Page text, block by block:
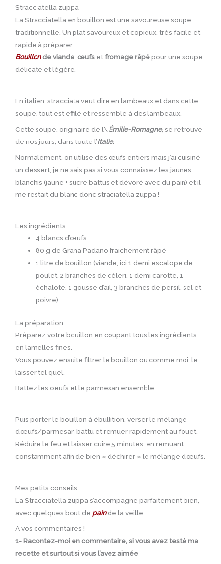
Stracciatella zuppa
La Stracciatella en bouillon est une savoureuse soupe
traditionnelle. Un plat savoureux et copieux, très facile et
rapide à préparer.
Bouillonde viande, œufs et fromage râpépour une soupe
délicate et légère.
En italien, stracciata veut dire en lambeaux et dans cette
soupe, tout est effilé et ressemble à des lambeaux.
Cette soupe, originaire de l\’Émilie-Romagne,se retrouve
de nos jours, dans toute l’Italie.
Normalement, on utilise des œufs entiers mais j’ai cuisiné
un dessert, je ne sais pas si vous connaissez les jaunes
blanchis (jaune + sucre battus et dévoré avec du pain) et il
me restait du blanc donc straciatella zuppa !
Les ingrédients :
4 blancs d’œufs
80 g de Grana Padano fraichement râpé
1 litre de bouillon (viande, ici 1 demi escalope de
poulet, 2 branches de céleri, 1 demi carotte, 1
échalote, 1 gousse d’ail, 3 branches de persil, sel et
poivre)
La préparation :
Préparez votre bouillon en coupant tous les ingrédients
en lamelles fines.
Vous pouvez ensuite filtrer le bouillon ou comme moi, le
laisser tel quel.
Battez les oeufs et le parmesan ensemble.
Puis porter le bouillon à ébullition, verser le mélange
d’œufs/parmesan battu et remuer rapidement au fouet.
Réduire le feu et laisser cuire 5 minutes, en remuant
constamment afin de bien « déchirer » le mélange d’œufs.
Mes petits conseils :
La Stracciatella zuppa s’accompagne parfaitement bien,
avec quelques bout de painde la veille.
A vos commentaires !
1- Racontez-moi en commentaire, si vous avez testé ma
recette et surtout si vous l’avez aimée